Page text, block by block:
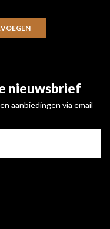
nieuwsbrief
aanbiedingen via email